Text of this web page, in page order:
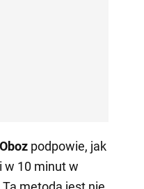
podpowie, jak
w 10 minut w